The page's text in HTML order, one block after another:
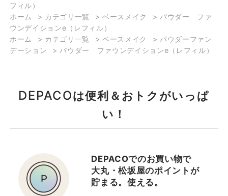
フィル）
ホーム
> カテゴリ一覧 >ベースメイク > パウダー ファ
ウンデイションe（レフィル）
ホーム
> カテゴリ一覧 >ベースメイク > パウダーファン
デーション
> パウダー ファウンデイションe（レフィル）
DEPACOは便利＆おトクがいっぱ
い！
DEPACOでのお買い物で
大丸・松坂屋のポイントが
貯まる。使える。